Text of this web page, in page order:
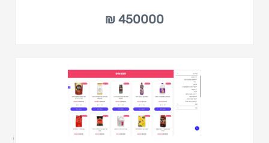
450000 ₪